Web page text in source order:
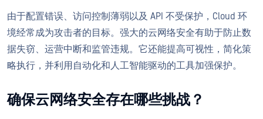
由于配置错误、访问控制薄弱以及 API 不受保护，Cloud 环
境经常成为攻击者的目标。强大的云网络安全有助于防止数
据失窃、运营中断和监管违规。它还能提高可视性，简化策
略执行，并利用自动化和人工智能驱动的工具加强保护。
确保云网络安全存在哪些挑战？